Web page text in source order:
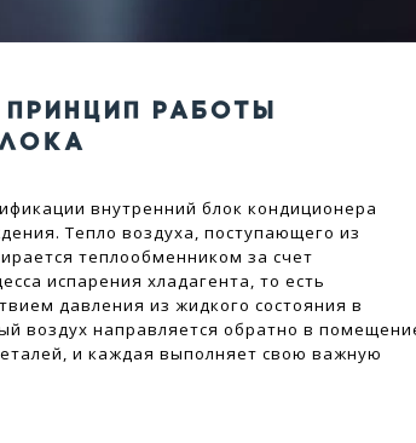
РАБОТЫ
внутренний блок кондиционера
Тепло воздуха, поступающего из
теплообменником за счет
испарения хладагента, то есть
давления из жидкого состояния в
воздух направляется обратно в
и каждая выполняет свою важную